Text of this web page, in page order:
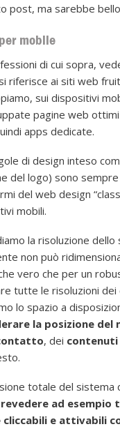
post, ma sarebbe
mobile
di cui sopra,
riferisce ai siti web
sui dispositivi
pagine web
apps dedicate.
di design inteso
del logo) sono
del web design
mobili.
la risoluzione dello
non può
vero che per un
tutte le risoluzioni dei
lo spazio a
la posizione del
, dei contenuti
totale del sistema
ad esempio
cliccabili e attivabili